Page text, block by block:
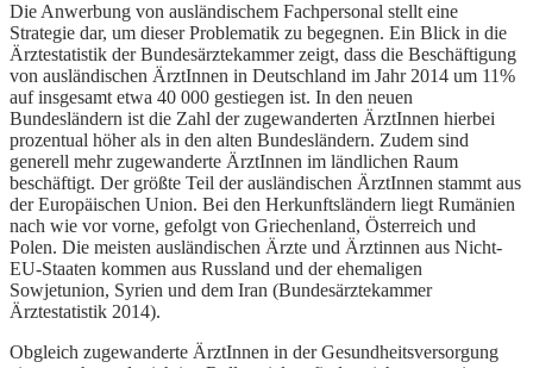
Die Anwerbung von ausländischem Fachpersonal stellt eine
Strategie dar, um dieser Problematik zu begegnen. Ein Blick in die
Ärztestatistik der Bundesärztekammer zeigt, dass die Beschäftigung
von ausländischen ÄrztInnen in Deutschland im Jahr 2014 um 11%
auf insgesamt etwa 40 000 gestiegen ist. In den neuen
Bundesländern ist die Zahl der zugewanderten ÄrztInnen hierbei
prozentual höher als in den alten Bundesländern. Zudem sind
generell mehr zugewanderte ÄrztInnen im ländlichen Raum
beschäftigt. Der größte Teil der ausländischen ÄrztInnen stammt aus
der Europäischen Union. Bei den Herkunftsländern liegt Rumänien
nach wie vor vorne, gefolgt von Griechenland, Österreich und
Polen. Die meisten ausländischen Ärzte und Ärztinnen aus Nicht-
EU-Staaten kommen aus Russland und der ehemaligen
Sowjetunion, Syrien und dem Iran (Bundesärztekammer
Ärztestatistik 2014).
Obgleich zugewanderte ÄrztInnen in der Gesundheitsversorgung